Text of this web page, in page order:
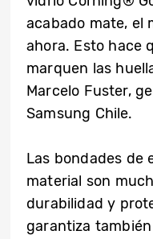
acabado mate, el
ahora. Esto hace
marquen las
Marcelo Fuster,
Samsung Chile.
Las bondades de
material son
durabilidad y
garantiza